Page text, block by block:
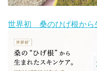
世界初 桑のひげ根から